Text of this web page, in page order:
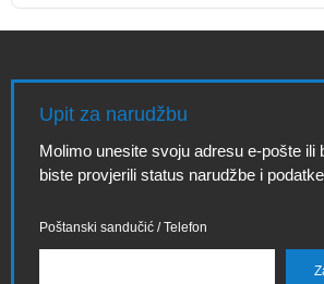
Upit za narudžbu
Molimo unesite svoju adresu e-pošte ili
biste provjerili status narudžbe i
Poštanski sandučić / Telefon